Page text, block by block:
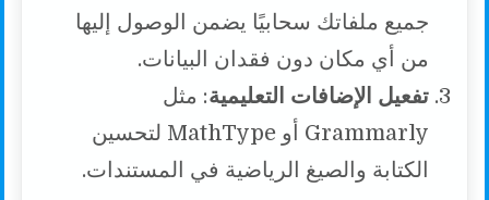
جميع ملفاتك سحابيًا يضمن الوصول إليها
من أي مكان دون فقدان البيانات.
تفعيل الإضافات التعليمية: مثل
Grammarly أو MathType لتحسين
الكتابة والصيغ الرياضية في المستندات.